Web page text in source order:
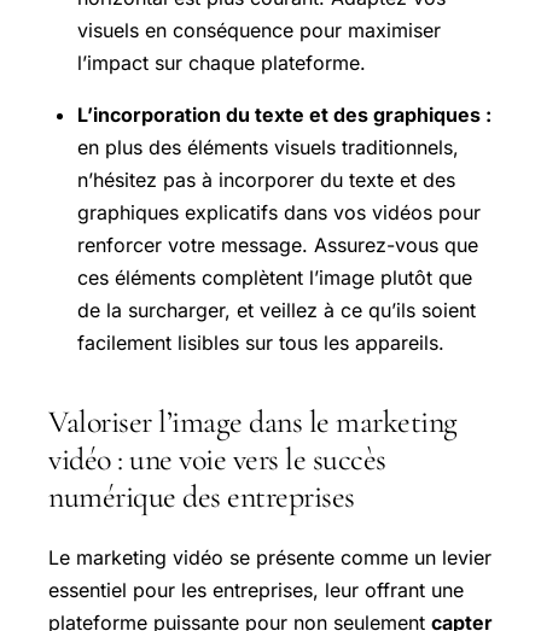
visuels en conséquence pour maximiser
l’impact sur chaque plateforme.
L’incorporation du texte et des graphiques :
en plus des éléments visuels traditionnels,
n’hésitez pas à incorporer du texte et des
graphiques explicatifs dans vos vidéos pour
renforcer votre message. Assurez-vous que
ces éléments complètent l’image plutôt que
de la surcharger, et veillez à ce qu’ils soient
facilement lisibles sur tous les appareils.
Valoriser l’image dans le marketing
vidéo : une voie vers le succès
numérique des entreprises
Le marketing vidéo se présente comme un levier
essentiel pour les entreprises, leur offrant une
plateforme puissante pour non seulement capter